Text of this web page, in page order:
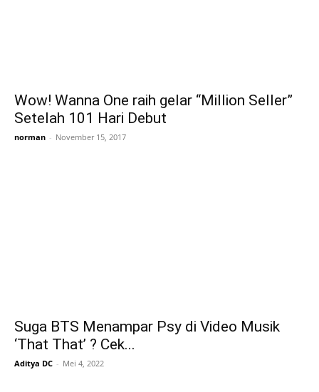
Wow! Wanna One raih gelar “Million Seller”
Setelah 101 Hari Debut
norman - November 15, 2017
Suga BTS Menampar Psy di Video Musik
‘That That’ ? Cek...
Aditya DC - Mei 4, 2022